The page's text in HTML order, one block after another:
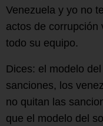
Venezuela y yo no
actos de corrupción
todo su equipo.
Dices: el modelo
sanciones, los
no quitan las
que el modelo del